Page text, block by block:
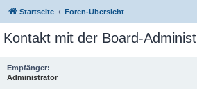
Startseite Foren-Übersicht
Kontakt mit der Board-
Empfänger:
Administrator